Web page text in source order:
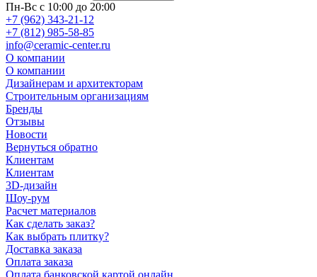
Пн-Вс с 10:00 до 20:00
+7 (962) 343-21-12
+7 (812) 985-58-85
info@ceramic-center.ru
О компании
О компании
Дизайнерам и архитекторам
Строительным организациям
Бренды
Отзывы
Новости
Вернуться обратно
Клиентам
Клиентам
3D-дизайн
Шоу-рум
Расчет материалов
Как сделать заказ?
Как выбрать плитку?
Доставка заказа
Оплата заказа
Оплата банковской картой онлайн